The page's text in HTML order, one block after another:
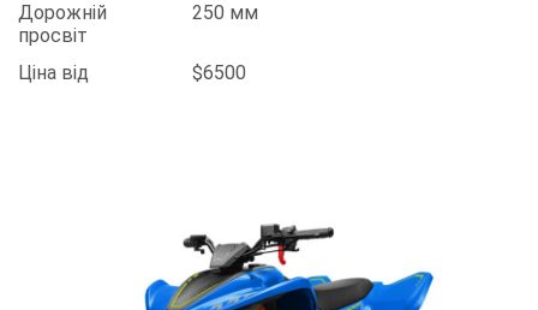
Дорожній
просвіт
250 мм
Ціна від $6500